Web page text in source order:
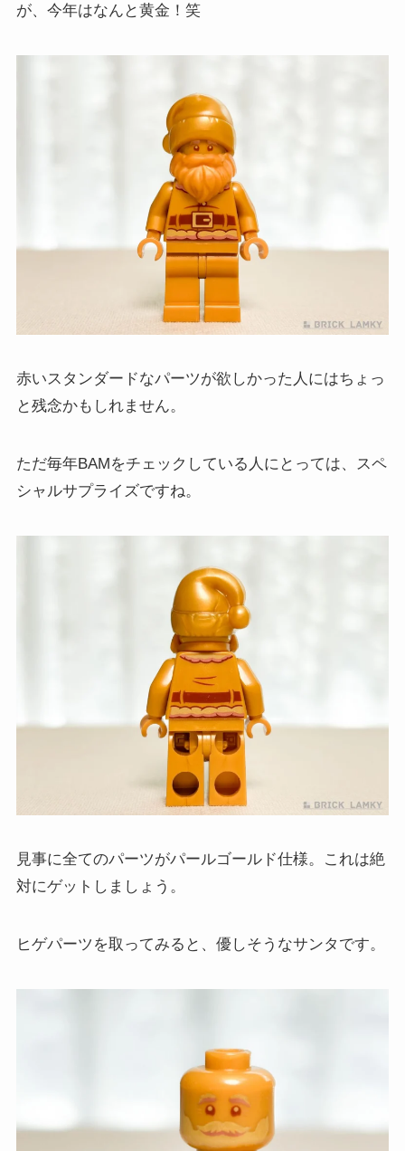
が、今年はなんと黄金！笑
赤いスタンダードなパーツが欲しかった人にはちょっ
と残念かもしれません。
ただ毎年BAMをチェックしている人にとっては、スペ
シャルサプライズですね。
見事に全てのパーツがパールゴールド仕様。これは絶
対にゲットしましょう。
ヒゲパーツを取ってみると、優しそうなサンタです。